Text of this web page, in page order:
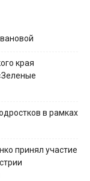
края
в рамках
принял участие